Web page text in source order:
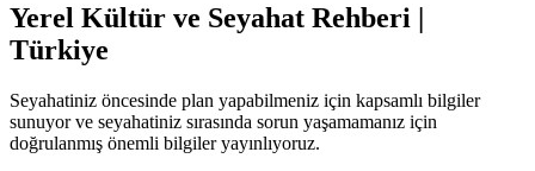
Yerel Kültür ve Seyahat Rehberi |
Türkiye
Seyahatiniz öncesinde plan yapabilmeniz için kapsamlı bilgiler
sunuyor ve seyahatiniz sırasında sorun yaşamamanız için
doğrulanmış önemli bilgiler yayınlıyoruz.